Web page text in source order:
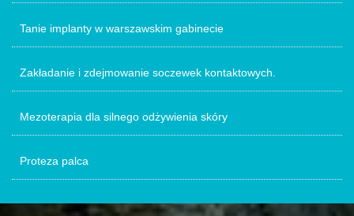
Tanie implanty w warszawskim gabinecie
Zakładanie i zdejmowanie soczewek kontaktowych.
Mezoterapia dla silnego odżywienia skóry
Proteza palca